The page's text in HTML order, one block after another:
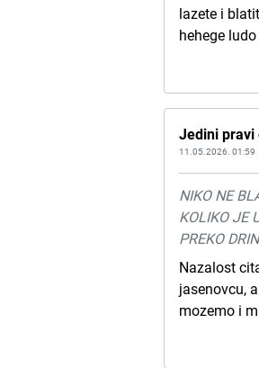
lazete i
hehege
Jedini pravi
11.05.2026. 01:59
NIKO NE
KOLIKO JE
PREKO
Nazalost
jasenovcu,
mozemo i